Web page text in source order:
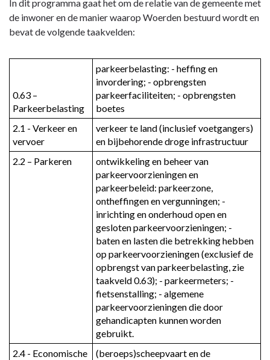
naar
navigatie
Programma
beheer
openbare
ruimte
vervoer
In dit programma gaat het om de relatie van de gemeente met
de inwoner en de manier waarop Woerden bestuurd wordt en
bevat de volgende taakvelden:
0.63 –
Parkeerbelasting
parkeerbelasting: - heffing en
invordering; - opbrengsten
parkeerfaciliteiten; - opbrengsten
boetes
2.1 - Verkeer en
vervoer
verkeer te land (inclusief voetgangers)
en bijbehorende droge infrastructuur
2.2 – Parkeren
ontwikkeling en beheer van
parkeervoorzieningen en
parkeerbeleid: parkeerzone,
ontheffingen en vergunningen; -
inrichting en onderhoud open en
gesloten parkeervoorzieningen; -
baten en lasten die betrekking hebben
op parkeervoorzieningen (exclusief de
opbrengst van parkeerbelasting, zie
taakveld 0.63); - parkeermeters; -
fietsenstalling; - algemene
parkeervoorzieningen die door
gehandicapten kunnen worden
gebruikt.
2.4 - Economische
(beroeps)scheepvaart en de